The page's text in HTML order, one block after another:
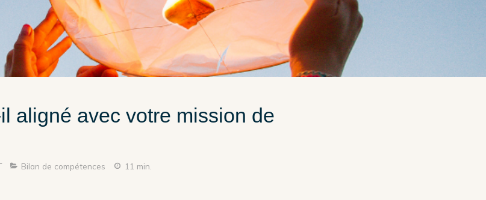
aligné avec votre mission de
Bilan de compétences 11 min.